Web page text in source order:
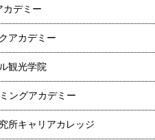
カデミー
アカデミー
観光学院
ングアカデミー
所キャリアカレッジ